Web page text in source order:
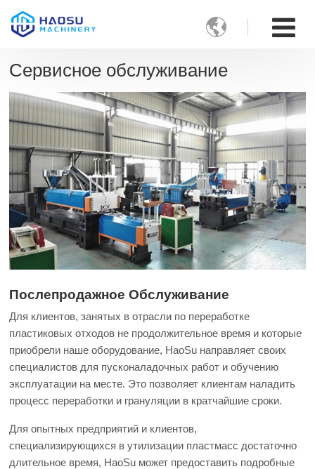

Сервисное обслуживание
Послепродажное Обслуживание
Для клиентов, занятых в отрасли по переработке
пластиковых отходов не продолжительное время и которые
приобрели наше оборудование, HaoSu направляет своих
специалистов для пусконаладочных работ и обучению
эксплуатации на месте. Это позволяет клиентам наладить
процесс переработки и грануляции в кратчайшие сроки.
Для опытных предприятий и клиентов,
специализирующихся в утилизации пластмасс достаточно
длительное время, HaoSu может предоставить подробные